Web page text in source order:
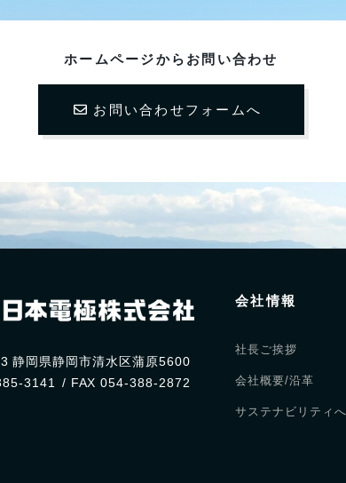
ホームページから お問い合わせ
お問い合わせフォームへ
静岡県静岡市清水区蒲原5600
3141 / FAX054-388-2872
会社情報
社長ご挨拶
会社概要/沿革
サステナビリティ